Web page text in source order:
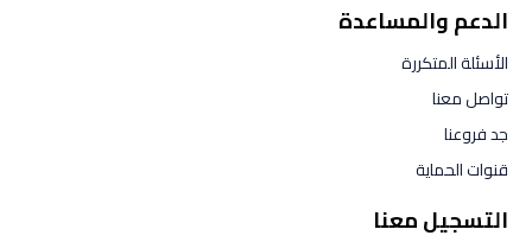
الدعم والمساعدة
الأسئلة المتكررة
تواصل معنا
جد فروعنا
قنوات الحماية
التسجيل معنا